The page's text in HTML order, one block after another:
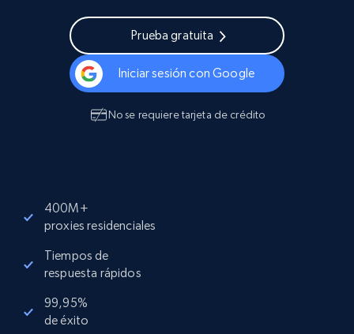
Prueba gratuita
Iniciar sesión con Google
No se requiere tarjeta de crédito
400M+
proxies residenciales
Tiempos de
respuesta rápidos
99,95%
de éxito